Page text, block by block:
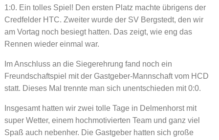
1:0. Ein tolles Spiel! Den ersten Platz machte übrigens der
Credfelder HTC. Zweiter wurde der SV Bergstedt, den wir
am Vortag noch besiegt hatten. Das zeigt, wie eng das
Rennen wieder einmal war.
Im Anschluss an die Siegerehrung fand noch ein
Freundschaftspiel mit der Gastgeber-Mannschaft vom HCD
statt. Dieses Mal trennte man sich unentschieden mit 0:0.
Insgesamt hatten wir zwei tolle Tage in Delmenhorst mit
super Wetter, einem hochmotivierten Team und ganz viel
Spaß auch nebenher. Die Gastgeber hatten sich große